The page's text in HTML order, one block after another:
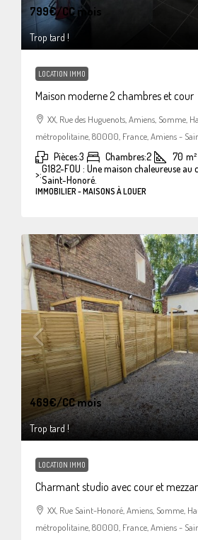
799€/CC mois
Trop tard !
LOCATION IMMO
Maison moderne 2 chambres et cour
XX, Rue des Huguenots, Amiens, Somme,
métropolitaine, 80000, France, Amiens -
Pièces:3 Chambres:2 70 m²
>:G182-FOU : Une maison chaleureuse
Saint-Honoré.
IMMOBILIER - MAISONS À LOUER
469€/CC mois
Trop tard !
LOCATION IMMO
Charmant studio avec cour et
XX, Rue Saint-Honoré, Amiens, Somme,
métropolitaine, 80000, France, Amiens -